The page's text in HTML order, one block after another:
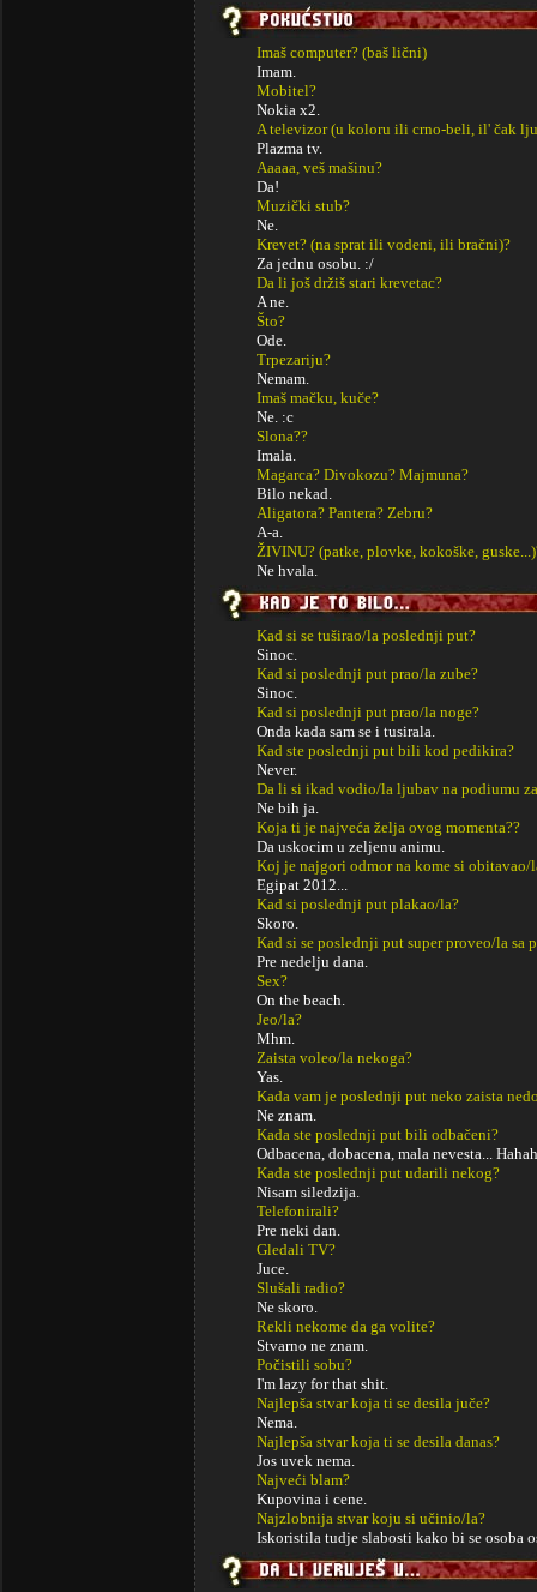
Imaš computer? (baš lični)
Imam.
Mobitel?
Nokia x2.
A televizor (u koloru ili crno-beli, il' čak
Plazma tv.
Aaaaa, veš mašinu?
Da!
Muzički stub?
Ne.
Krevet? (na sprat ili vodeni, ili bračni)?
Za jednu osobu. :/
Da li još držiš stari krevetac?
A ne.
Što?
Ode.
Trpezariju?
Nemam.
Imaš mačku, kuče?
Ne. :c
Slona??
Imala.
Magarca? Divokozu? Majmuna?
Bilo nekad.
Aligatora? Pantera? Zebru?
A-a.
ŽIVINU? (patke, plovke, kokoške,
Ne hvala.
Kad si se tuširao/la poslednji put?
Sinoc.
Kad si poslednji put prao/la zube?
Sinoc.
Kad si poslednji put prao/la noge?
Onda kada sam se i tusirala.
Kad ste poslednji put bili kod pedikira?
Never.
Da li si ikad vodio/la ljubav na podiumu
Ne bih ja.
Koja ti je najveća želja ovog momenta??
Da uskocim u zeljenu animu.
Koj je najgori odmor na kome si obitavao/
Egipat 2012...
Kad si poslednji put plakao/la?
Skoro.
Kad si se poslednji put super proveo/la sa
Pre nedelju dana.
Sex?
On the beach.
Jeo/la?
Mhm.
Zaista voleo/la nekoga?
Yas.
Kada vam je poslednji put neko zaista
Ne znam.
Kada ste poslednji put bili odbačeni?
Odbacena, dobacena, mala nevesta...
Kada ste poslednji put udarili nekog?
Nisam siledzija.
Telefonirali?
Pre neki dan.
Gledali TV?
Juce.
Slušali radio?
Ne skoro.
Rekli nekome da ga volite?
Stvarno ne znam.
Počistili sobu?
I'm lazy for that shit.
Najlepša stvar koja ti se desila juče?
Nema.
Najlepša stvar koja ti se desila danas?
Jos uvek nema.
Najveći blam?
Kupovina i cene.
Najzlobnija stvar koju si učinio/la?
Iskoristila tudje slabosti kako bi se osoba